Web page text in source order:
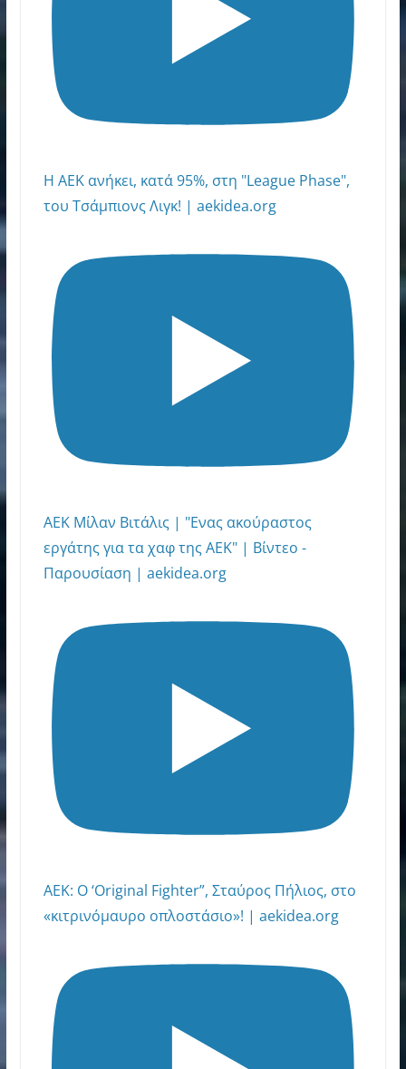
Η ΑΕΚ ανήκει, κατά 95%, στη "League Phase",
του Τσάμπιονς Λιγκ! | aekidea.org
ΑΕΚ Μίλαν Βιτάλις | "Ενας ακούραστος
εργάτης για τα χαφ της ΑΕΚ" | Βίντεο -
Παρουσίαση | aekidea.org
AEK: Ο ‘Original Fighter”, Σταύρος Πήλιος, στο
«κιτρινόμαυρο οπλοστάσιο»! | aekidea.org